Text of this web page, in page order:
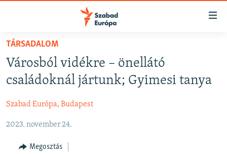
Akadálymentes
Ugrás
oldalra
Ugrás
NAPIRENDEN
AKTUÁLIS
VIDEÓK
ELEMZŐ
NER15
TÁRSADALOM
Városból vidékre – önellátó
családoknál jártunk; Gyimesi tanya
Szabad Európa, Budapest
2023. november 24.
Megosztás
FELIRATKOZÁS